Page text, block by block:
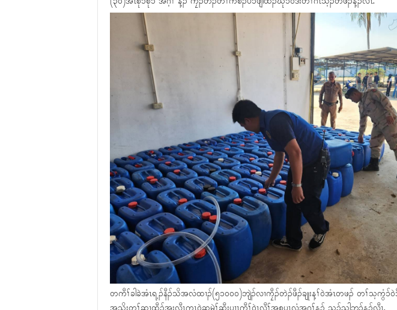
တကီၢ်ခါခဲအံၤရ့ၣ်နီၣ်သိအလံထၢၣ်(၅၁၀၀၀)ဘျဲၣ်လၢကၠီၣ်တဲၣ်ဖီၣ်ချုးန့ၢ်ဝဲအံၤတဖၣ် တၢ်သ့ကွံၥ်